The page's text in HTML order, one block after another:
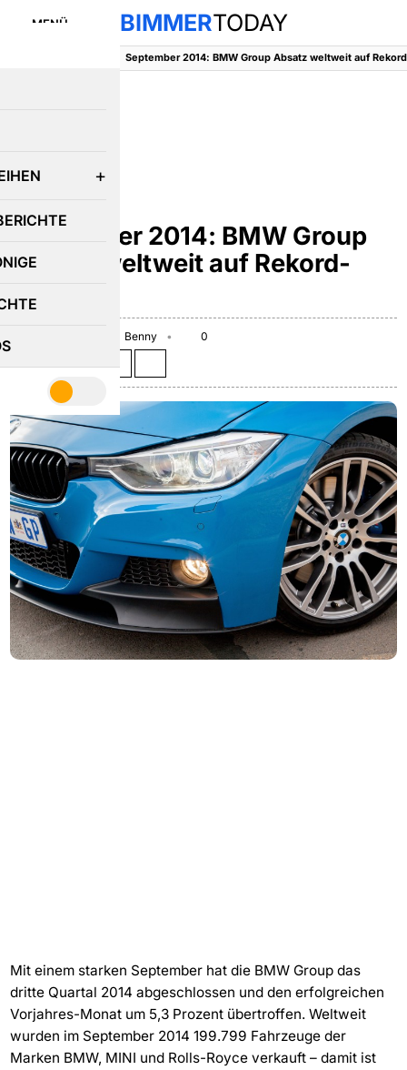
MENÜ BIMMERTODAY
September 2014: BMW Group
Absatz weltweit auf Rekord-
Kurs
Benny
0
Mit einem starken September hat die BMW Group das
dritte Quartal 2014 abgeschlossen und den erfolgreichen
Vorjahres-Monat um 5,3 Prozent übertroffen. Weltweit
wurden im September 2014 199.799 Fahrzeuge der
Marken BMW, MINI und Rolls-Royce verkauft – damit ist